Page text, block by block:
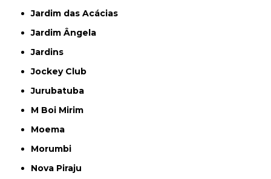
Jardim das Acácias
Jardim Ângela
Jardins
Jockey Club
Jurubatuba
M Boi Mirim
Moema
Morumbi
Nova Piraju